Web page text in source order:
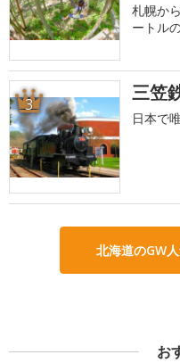
札幌か
ートル
3 三笠
日本で
北海道のGW
お